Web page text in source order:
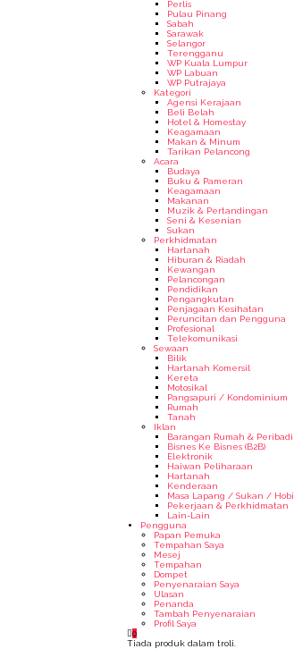
Perlis
Pulau Pinang
Sabah
Sarawak
Selangor
Terengganu
WP Kuala Lumpur
WP Labuan
WP Putrajaya
Kategori
Agensi Kerajaan
Beli Belah
Hotel & Homestay
Keagamaan
Makan & Minum
Tarikan Pelancong
Acara
Budaya
Buku & Pameran
Keagamaan
Makanan
Muzik & Pertandingan
Seni & Kesenian
Sukan
Perkhidmatan
Hartanah
Hiburan & Riadah
Kewangan
Pelancongan
Pendidikan
Pengangkutan
Penjagaan Kesihatan
Peruncitan dan Pengguna
Profesional
Telekomunikasi
Sewaan
Bilik
Hartanah Komersil
Kereta
Motosikal
Pangsapuri / Kondominium
Rumah
Tanah
Iklan
Barangan Rumah & Peribadi
Bisnes Ke Bisnes (B2B)
Elektronik
Haiwan Peliharaan
Hartanah
Kenderaan
Masa Lapang / Sukan / Hobi
Pekerjaan & Perkhidmatan
Lain-Lain
Pengguna
Papan Pemuka
Tempahan Saya
Mesej
Tempahan
Dompet
Penyenaraian Saya
Ulasan
Penanda
Tambah Penyenaraian
Profil Saya
0
Tiada produk dalam troli.